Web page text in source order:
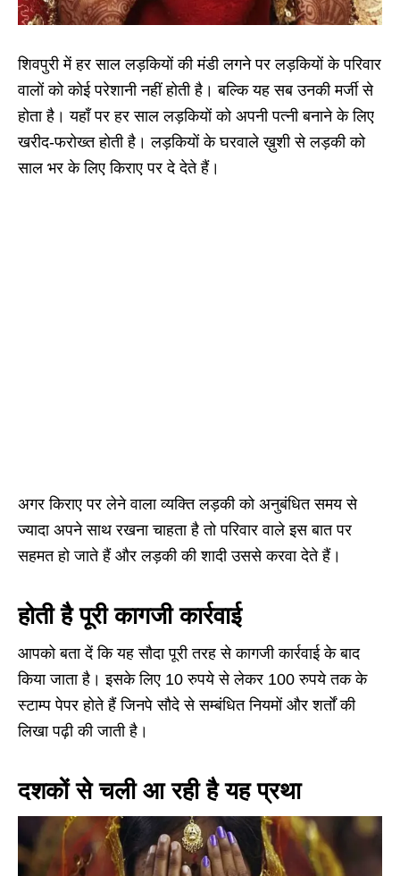
शिवपुरी में हर साल लड़कियों की मंडी लगने पर लड़कियों के परिवार
वालों को कोई परेशानी नहीं होती है। बल्कि यह सब उनकी मर्जी से
होता है। यहाँ पर हर साल लड़कियों को अपनी पत्नी बनाने के लिए
खरीद-फरोख्त होती है। लड़कियों के घरवाले ख़ुशी से लड़की को
साल भर के लिए किराए पर दे देते हैं।
अगर किराए पर लेने वाला व्यक्ति लड़की को अनुबंधित समय से
ज्यादा अपने साथ रखना चाहता है तो परिवार वाले इस बात पर
सहमत हो जाते हैं और लड़की की शादी उससे करवा देते हैं।
होती है पूरी कागजी कार्रवाई
आपको बता दें कि यह सौदा पूरी तरह से कागजी कार्रवाई के बाद
किया जाता है। इसके लिए 10 रुपये से लेकर 100 रुपये तक के
स्टाम्प पेपर होते हैं जिनपे सौदे से सम्बंधित नियमों और शर्तों की
लिखा पढ़ी की जाती है।
दशकों से चली आ रही है यह प्रथा